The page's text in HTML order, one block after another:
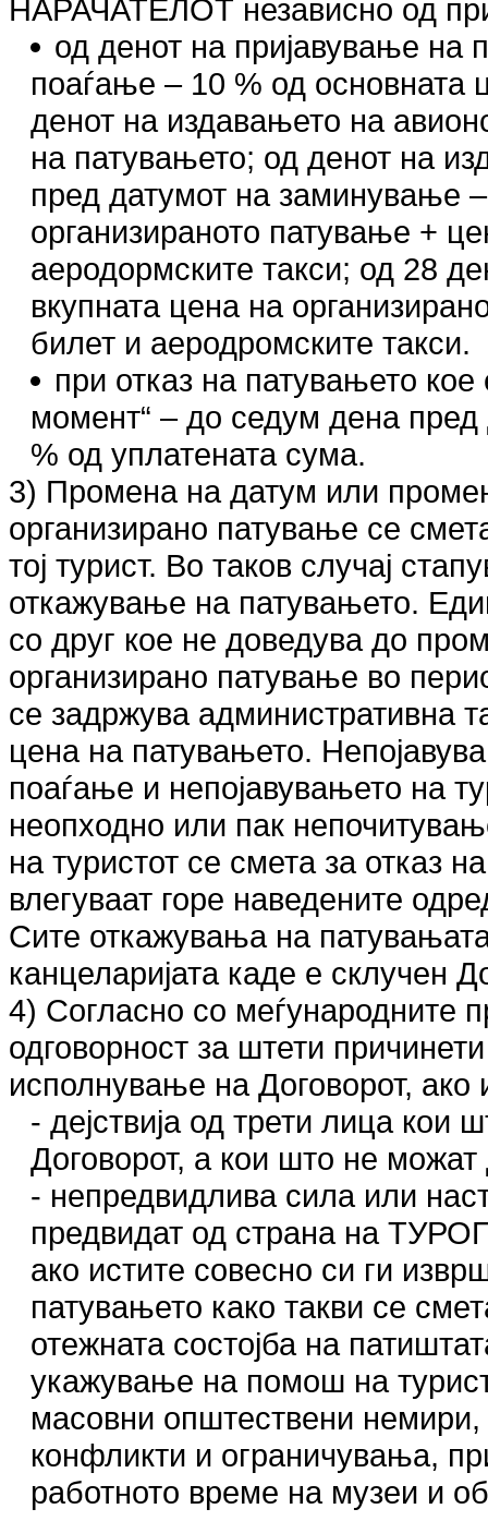
НАРАЧАТЕЛОТ независно од
од денот на пријавување на
поаѓање – 10 % од основната
денот на издавањето на
на патувањето; од денот на
пред датумот на заминување
организираното патување +
аеродормските такси; од 28
вкупната цена на
билет и аеродромските такси.
при отказ на патувањето
момент“ – до седум дена
% од уплатената сума.
3) Промена на датум или
организирано патување се
тој турист. Во таков случај
откажување на патувањето.
со друг кое не доведува до
организирано патување во
се задржува административна
цена на патувањето.
поаѓање и непојавувањето на
неопходно или пак
на туристот се смета за отказ
влегуваат горе наведените
Сите откажувања на
канцеларијата каде е склучен
4) Согласно со
одговорност за штети
исполнување на Договорот, ако
- дејствија од трети лица
Договорот, а кои што не
- непредвидлива сила или
предвидат од страна на
ако истите совесно си ги
патувањето како такви се
отежната состојба на
укажување на помош на
масовни општествени немири,
конфликти и ограничувања,
работното време на музеи и